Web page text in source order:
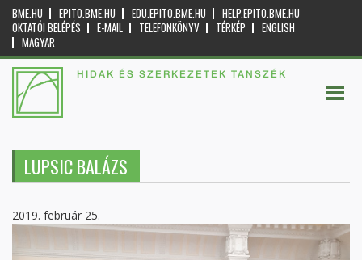
BME.HU EPITO.BME.HU EDU.EPITO.BME.HU
HELP.EPITO.BME.HU
OKTATÓI BELÉPÉS
E-MAIL TELEFONKÖNYV TÉRKÉP
ENGLISH
MAGYAR
HIDAK ÉS SZERKEZETEK TANSZÉK
LUPSIC BALÁZS
2019. február 25.